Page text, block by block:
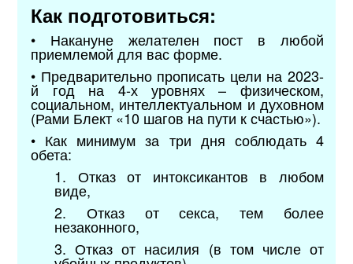
Как подготовиться:
• Накануне желателен пост в любой
приемлемой для вас форме.
• Предварительно прописать цели на 2023-
й год на 4-х уровнях – физическом,
социальном, интеллектуальном и духовном
(Рами Блект «10 шагов на пути к счастью»).
• Как минимум за три дня соблюдать 4
обета:
1. Отказ от интоксикантов в любом
виде,
2. Отказ от секса, тем более
незаконного,
3. Отказ от насилия (в том числе от